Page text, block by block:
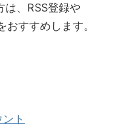
は、RSS登録や
すすめします。
ト